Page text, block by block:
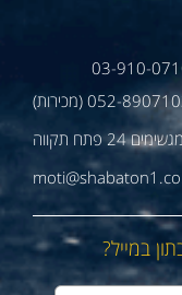
03-910-
8907103 (מכירות)
במייל?